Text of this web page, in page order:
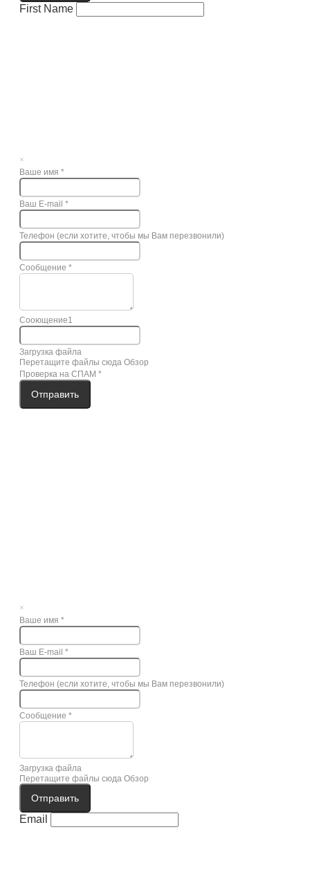
First Name
×
Ваше имя *
Ваш E-mail *
Телефон (если хотите, чтобы мы Вам перезвонили)
Сообщение *
Сооющение1
Загрузка файла
Перетащите файлы сюда Обзор
Проверка на СПАМ *
Отправить
×
Ваше имя *
Ваш E-mail *
Телефон (если хотите, чтобы мы Вам перезвонили)
Сообщение *
Загрузка файла
Перетащите файлы сюда Обзор
Отправить
Email